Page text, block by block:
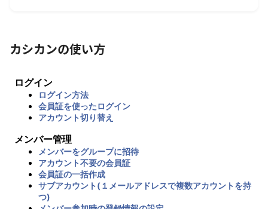
カシカンの使い方
ログイン
ログイン方法
会員証を使ったログイン
アカウント切り替え
メンバー管理
メンバーをグループに招待
アカウント不要の会員証
会員証の一括作成
サブアカウント(１メールアドレスで複数アカウントを持
つ)